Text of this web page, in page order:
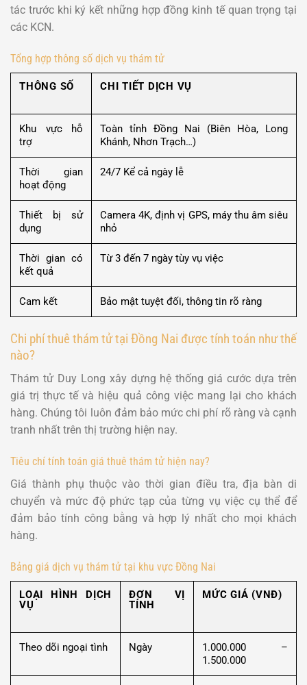
tác trước khi ký kết những hợp đồng kinh tế quan trọng tại
các KCN.
Tổng hợp thông số dịch vụ thám tử
THÔNG SỐ CHI TIẾT DỊCH VỤ
Khu vực hỗ
trợ
Toàn tỉnh Đồng Nai (Biên Hòa, Long
Khánh, Nhơn Trạch…)
Thời gian
hoạt động
24/7 Kể cả ngày lễ
Thiết bị sử
dụng
Camera 4K, định vị GPS, máy thu âm siêu
nhỏ
Thời gian có
kết quả
Từ 3 đến 7 ngày tùy vụ việc
Cam kết Bảo mật tuyệt đối, thông tin rõ ràng
Chi phí thuê thám tử tại Đồng Nai được tính toán như thế
nào?
Thám tử Duy Long xây dựng hệ thống giá cước dựa trên
giá trị thực tế và hiệu quả công việc mang lại cho khách
hàng. Chúng tôi luôn đảm bảo mức chi phí rõ ràng và cạnh
tranh nhất trên thị trường hiện nay.
Tiêu chí tính toán giá thuê thám tử hiện nay?
Giá thành phụ thuộc vào thời gian điều tra, địa bàn di
chuyển và mức độ phức tạp của từng vụ việc cụ thể để
đảm bảo tính công bằng và hợp lý nhất cho mọi khách
hàng.
Bảng giá dịch vụ thám tử tại khu vực Đồng Nai
LOẠI HÌNH DỊCH
VỤ
ĐƠN VỊ
TÍNH
MỨC GIÁ (VNĐ)
Theo dõi ngoại tình Ngày
1.000.000 –
1.500.000